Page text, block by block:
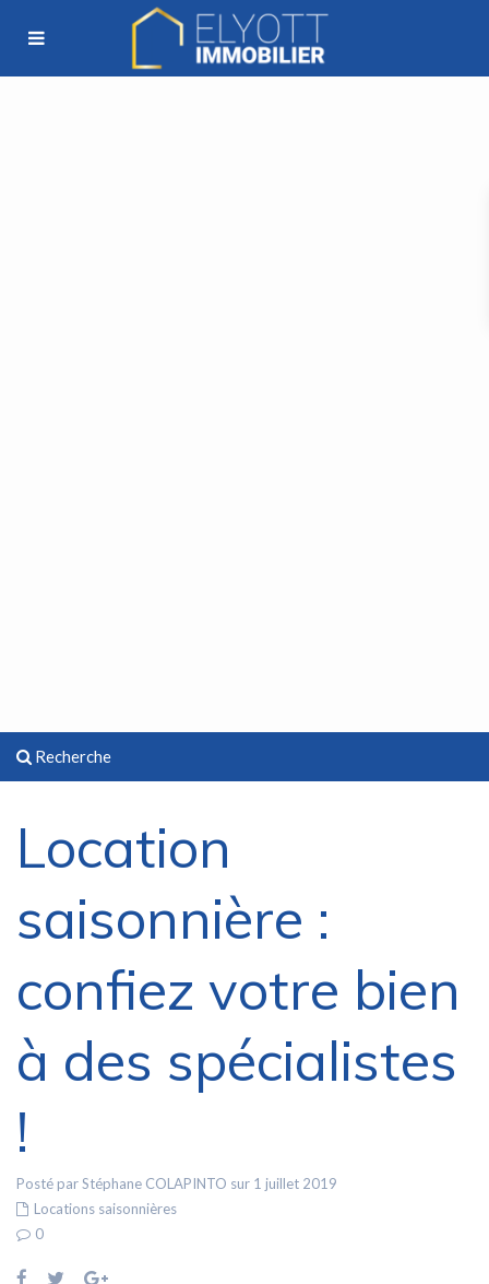
Recherche
Location
saisonnière :
confiez votre bien
à des spécialistes
!
Posté par Stéphane COLAPINTO sur 1 juillet 2019
Locations saisonnières
0